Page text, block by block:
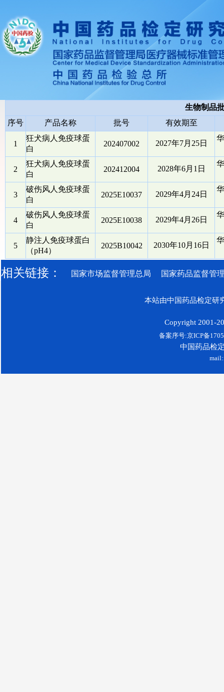
生物制品
序号
产品名称 批号 有效期至
1
狂犬病人免疫球蛋
白
202407002 2027年7月25日
2
狂犬病人免疫球蛋
白
202412004 2028年6月1日
3
破伤风人免疫球蛋
白
2025E10037 2029年4月24日
4
破伤风人免疫球蛋
白
2025E10038 2029年4月26日
5
静注人免疫球蛋白
（pH4）
2025B10042 2030年10月16日
相关链接： 国家市场监督管理总局 国家药品监督管
本站由中国药品检定研
Copyright 2001-
备案序号:京ICP备
中国药品检